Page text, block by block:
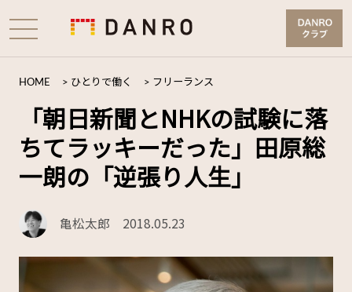
HOME > ひとりで働く > フリーランス
「朝日新聞とNHKの試験に落
ちてラッキーだった」田原総
一朗の「逆張り人生」
亀松太郎 2018.05.23